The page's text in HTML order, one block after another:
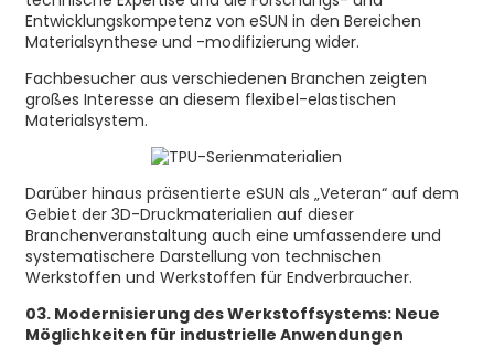
Entwicklungskompetenz von eSUN in den Bereichen
Materialsynthese und -modifizierung wider.
Fachbesucher aus verschiedenen Branchen zeigten
großes Interesse an diesem flexibel-elastischen
Materialsystem.
Darüber hinaus präsentierte eSUN als „Veteran“ auf dem
Gebiet der 3D-Druckmaterialien auf dieser
Branchenveranstaltung auch eine umfassendere und
systematischere Darstellung von technischen
Werkstoffen und Werkstoffen für Endverbraucher.
03. Modernisierung des Werkstoffsystems: Neue
Möglichkeiten für industrielle Anwendungen